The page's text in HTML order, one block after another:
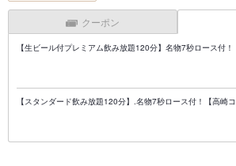
クーポン
【生ビール付プレミアム飲み放題120分】名物7秒ロース付
【スタンダード飲み放題120分】.名物7秒ロース付！【高崎